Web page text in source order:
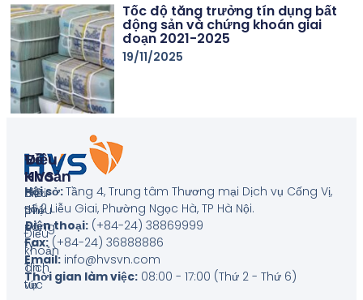
Tốc độ tăng trưởng tín dụng bất
động sản và chứng khoán giai
đoạn 2021-2025
19/11/2025
Hội sở:Tầng 4, Trung tâm Thương mại Dịch vụ Cống Vị,
số 2 Liễu Giai, Phường Ngọc Hà, TP Hà Nội.
Điện thoại:(+84-24) 38869999
Fax:(+84-24) 36888886
Email:info@hvsvn.com
Thời gian làm việc:08:00 - 17:00 (Thứ 2 - Thứ 6)
Về
HVS
Giới
thiệu
công
ty
Tin
tức
Điều
Khoản
Biểu
phí
Điều
khoản
dịch
vụ